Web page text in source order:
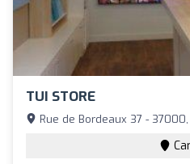
TUI STORE
Rue de Bordeaux 37 - 37000,